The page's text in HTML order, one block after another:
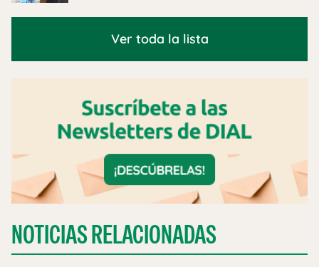
Ver toda la lista
NOTICIAS RELACIONADAS